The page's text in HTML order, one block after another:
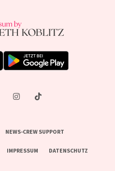
NEWS-CREW SUPPORT
IMPRESSUM DATENSCHUTZ